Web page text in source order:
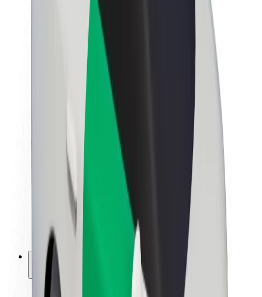
Kuhusu Bolt
Uendelevu katika Bolt
Mpango wa Project Zero
Chumba cha Habari
Miongozo ya chapa
Mahusiano ya Wawekezaji
Uongozi
Chapa
Vyombo vya Habari
Mfuko wa Urban
Usalama
Usalama wa abiria